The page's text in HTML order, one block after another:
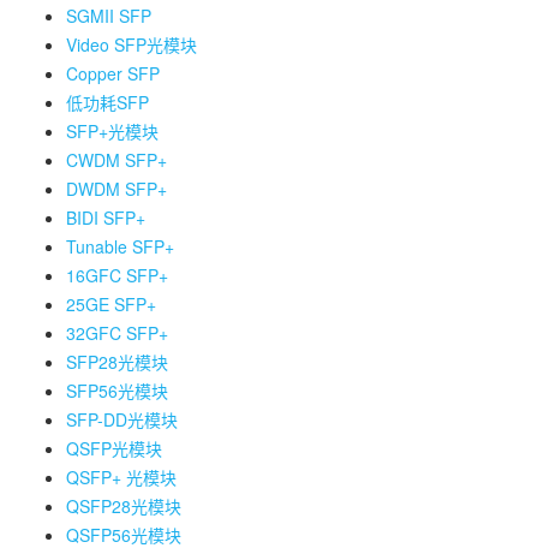
SGMII SFP
Video SFP光模块
Copper SFP
低功耗SFP
SFP+光模块
CWDM SFP+
DWDM SFP+
BIDI SFP+
Tunable SFP+
16GFC SFP+
25GE SFP+
32GFC SFP+
SFP28光模块
SFP56光模块
SFP-DD光模块
QSFP光模块
QSFP+ 光模块
QSFP28光模块
QSFP56光模块